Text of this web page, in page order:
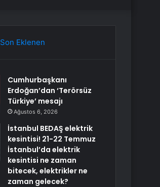
Son Eklenen
Cumhurbaşkanı
Erdoğan’dan ‘Terörsüz
Türkiye’ mesajı
Ağustos 6, 2026
İstanbul BEDAŞ elektrik
kesintisi! 21-22 Temmuz
İstanbul’da elektrik
kesintisi ne zaman
bitecek, elektrikler ne
zaman gelecek?